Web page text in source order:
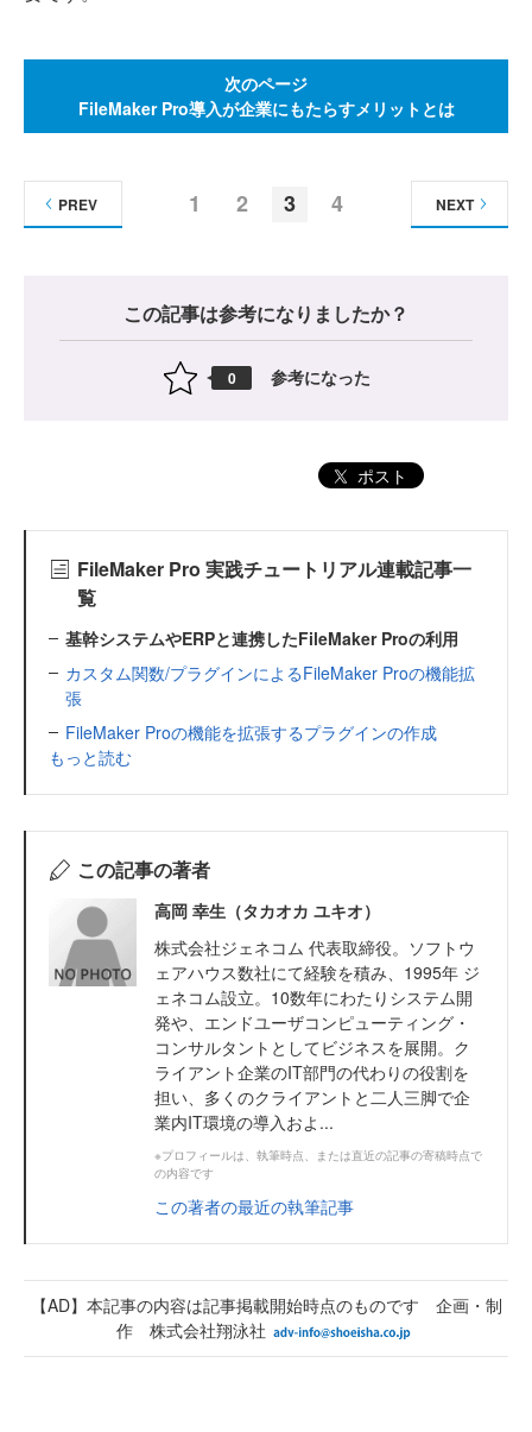
次のページ
FileMaker Pro導入が企業にもたらすメリットとは
1 2 3 4
PREV NEXT
この記事は参考になりましたか？
0 参考になった
ポスト
FileMaker Pro 実践チュートリアル連載記事一
覧
基幹システムやERPと連携したFileMaker Proの利用
カスタム関数/プラグインによるFileMaker Proの機能拡
張
FileMaker Proの機能を拡張するプラグインの作成
もっと読む
この記事の著者
高岡 幸生（タカオカ ユキオ）
株式会社ジェネコム 代表取締役。ソフトウ
ェアハウス数社にて経験を積み、1995年 ジ
ェネコム設立。10数年にわたりシステム開
発や、エンドユーザコンピューティング・
コンサルタントとしてビジネスを展開。ク
ライアント企業のIT部門の代わりの役割を
担い、多くのクライアントと二人三脚で企
業内IT環境の導入およ...
※プロフィールは、執筆時点、または直近の記事の寄稿時点で
の内容です
この著者の最近の執筆記事
【AD】本記事の内容は記事掲載開始時点のものです 企画・制
作 株式会社翔泳社